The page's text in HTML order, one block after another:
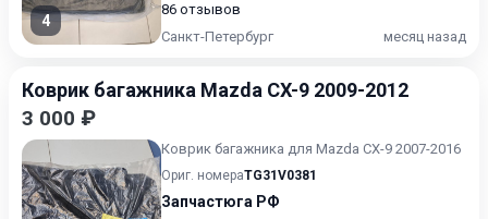
4
86 отзывов
Санкт-Петербург
месяц назад
Коврик багажника Mazda CX-9 2009-2012
3 000 ₽
Коврик багажника для Mazda CX-9 2007-2016
Ориг. номераTG31V0381
Запчастюга РФ